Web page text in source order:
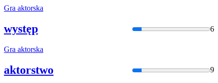
Gra aktorska
występ 6
Gra aktorska
aktorstwo 9